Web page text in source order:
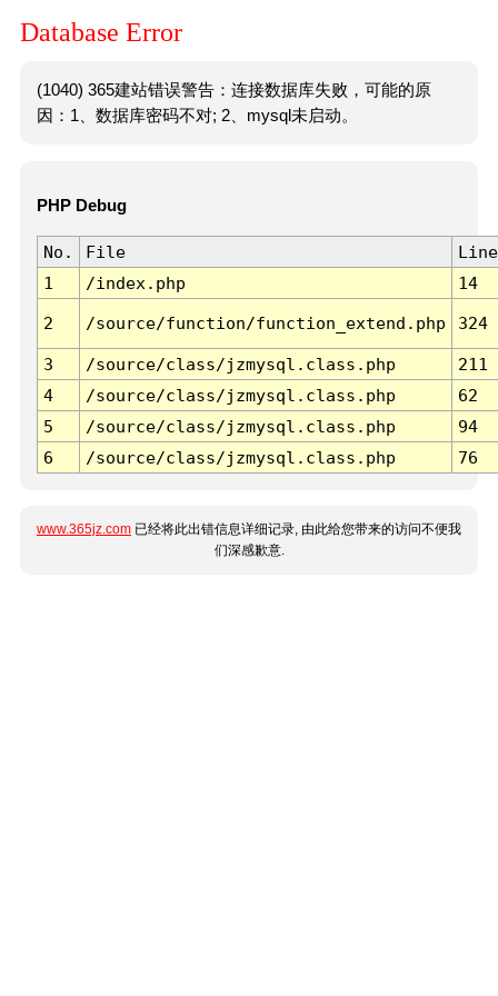
Database Error
(1040) 365建站错误警告：连接数据库失败，可能的原
因：1、数据库密码不对; 2、mysql未启动。
PHP Debug
No. File
Line
1
/index.php 14
2 /source/function/function_extend.php 324
3 /source/class/jzmysql.class.php
211
4
/source/class/jzmysql.class.php
62
5
/source/class/jzmysql.class.php
94
6
/source/class/jzmysql.class.php 76
www.365jz.com 已经将此出错信息详细记录, 由此给您带来的访问不便我
们深感歉意.